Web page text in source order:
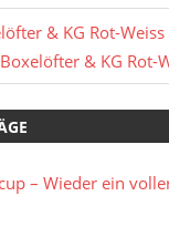
& KG Rot-
& KG Rot-
– Wieder ein